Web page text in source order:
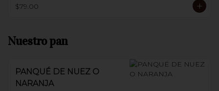
$79.00
Nuestro pan
PANQUÉ DE NUEZ O
NARANJA